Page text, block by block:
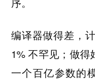
编译器做得差，
1% 不罕见；做
一个百亿参数的